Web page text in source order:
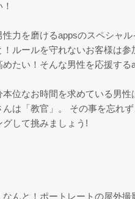
力を磨けるappsのスペシャル
ルールを守れないお客様は参
たい！そんな男性を応援する
位なお時間を求めている男
は「教官」。 その事を忘れ
して挑みましょう!
んと！ポートレートの屋外